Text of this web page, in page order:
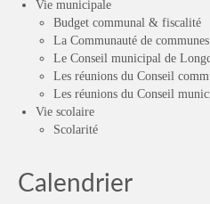
Vie municipale
Budget communal & fiscalité
La Communauté de communes
Le Conseil municipal de
Les réunions du Conseil
Les réunions du Conseil
Vie scolaire
Scolarité
Calendrier